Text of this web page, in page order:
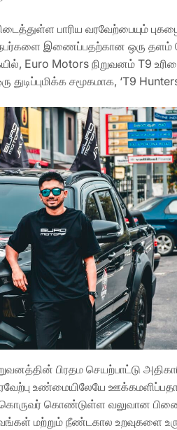
பாரிய வரவேற்பையும்
இணைப்பதற்கான ஒரு தளம்
Euro Motors நிறுவனம் T9
சமூகமாக, ‘T9
பிரதம செயற்பாட்டு
உண்மையிலேயே
கொண்டுள்ள வலுவான
மற்றும் நீண்டகால உறவுகளை